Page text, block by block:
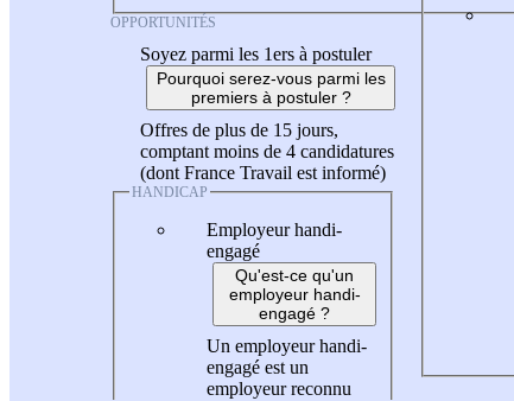
OPPORTUNITÉS
Soyez parmi les 1ers à postuler
Pourquoi serez-vous parmi les
premiers à postuler ?
Offres de plus de 15 jours,
comptant moins de 4 candidatures
(dont France Travail est informé)
HANDICAP
Employeur handi-
engagé
Qu'est-ce qu'un
employeur handi-
engagé ?
Un employeur handi-
engagé est un
employeur reconnu